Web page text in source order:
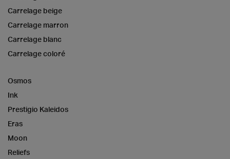
Carrelage beige
Carrelage marron
Carrelage blanc
Carrelage coloré
Osmos
Ink
Prestigio Kaleidos
Eras
Moon
Reliefs